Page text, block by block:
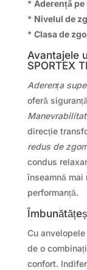
* Aderență
* Nivelul de
* Clasa de
Avantajele
SPORTEX
Aderența
oferă
direcție
redus de
condus
înseamnă mai
performanță.
Cu anvelopele
de o
confort.